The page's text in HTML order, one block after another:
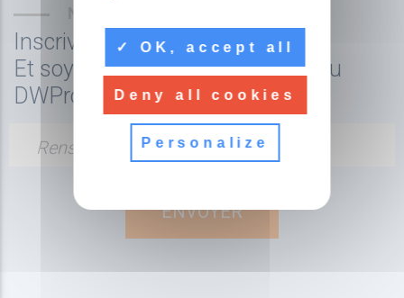
Inscrivez-vous à la newsletter
Et soyez tenu au courant de l'actu
DWPro
Renseignez votre adresse email
OK, accept all
Deny all cookies
Personalize